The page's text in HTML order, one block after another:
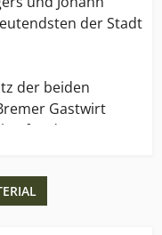
der Stadt
der beiden
Gastwirt
– dessen
durch die
des